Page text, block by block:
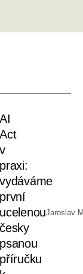
AI
Act
v
praxi:
vydáváme
první
ucelenou
česky
psanou
příručku
Jaroslav